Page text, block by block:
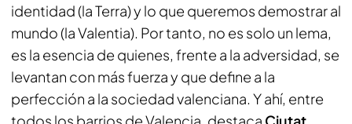
identidad (la Terra) y lo que queremos demostrar al
mundo (la Valentia). Por tanto, no es solo un lema,
es la esencia de quienes, frente a la adversidad, se
levantan con más fuerza y que define a la
perfección a la sociedad valenciana. Y ahí, entre